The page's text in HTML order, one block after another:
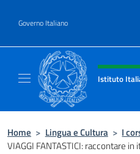
Governo Italiano
Intestazione
Istituto
Home > Lingua e Cultura > I
VIAGGI FANTASTICI: raccontare